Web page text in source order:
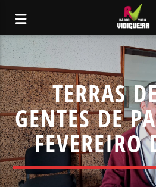
TERRAS
GENTES DE